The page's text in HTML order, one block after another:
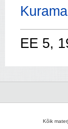
EE 5,
Kõik